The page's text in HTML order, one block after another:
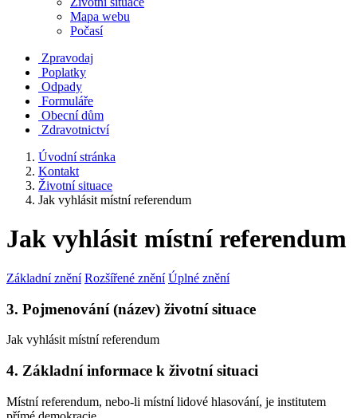
Mapa webu
Počasí
Zpravodaj
Poplatky
Odpady
Formuláře
Obecní dům
Zdravotnictví
Úvodní stránka
Kontakt
Životní situace
Jak vyhlásit místní referendum
Jak vyhlásit místní referendum
Základní znění Rozšířené znění Úplné znění
3. Pojmenování (název) životní situace
Jak vyhlásit místní referendum
4. Základní informace k životní situaci
Místní referendum, nebo-li místní lidové hlasování, je institutem